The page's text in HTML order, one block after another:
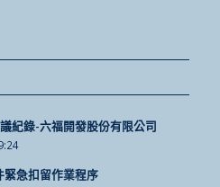
紀錄-六福開發股份有限公司
急扣留作業程序